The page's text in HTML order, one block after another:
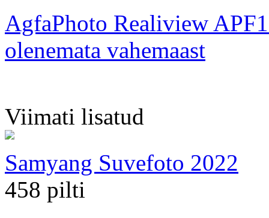
AgfaPhoto Realiview
olenemata vahemaast
Viimati lisatud
Samyang Suvefoto 2022
458 pilti